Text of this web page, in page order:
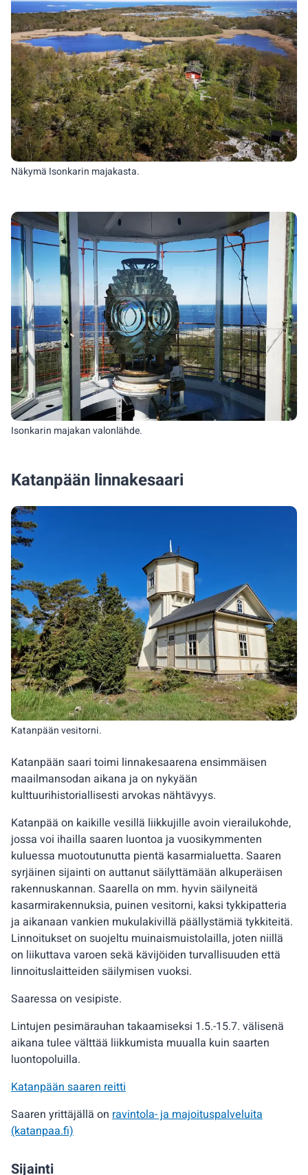
Näkymä Isonkarin majakasta.
Isonkarin majakan valonlähde.
Katanpään linnakesaari
Katanpään saari toimi linnakesaarena ensimmäisen
maailmansodan aikana ja on nykyään
kulttuurihistoriallisesti arvokas nähtävyys.
Katanpää on kaikille vesillä liikkujille avoin vierailukohde,
jossa voi ihailla saaren luontoa ja vuosikymmenten
kuluessa muotoutunutta pientä kasarmialuetta. Saaren
syrjäinen sijainti on auttanut säilyttämään alkuperäisen
rakennuskannan. Saarella on mm. hyvin säilyneitä
kasarmirakennuksia, puinen vesitorni, kaksi tykkipatteria
ja aikanaan vankien mukulakivillä päällystämiä tykkiteitä.
Linnoitukset on suojeltu muinaismuistolailla, joten niillä
on liikuttava varoen sekä kävijöiden turvallisuuden että
linnoituslaitteiden säilymisen vuoksi.
Saaressa on vesipiste.
Lintujen pesimärauhan takaamiseksi 1.5.-15.7. välisenä
aikana tulee välttää liikkumista muualla kuin saarten
luontopoluilla.
Katanpään saaren reitti
Saaren yrittäjällä on ravintola- ja majoituspalveluita
(katanpaa.fi)
Sijainti
Katanpään vesitorni.